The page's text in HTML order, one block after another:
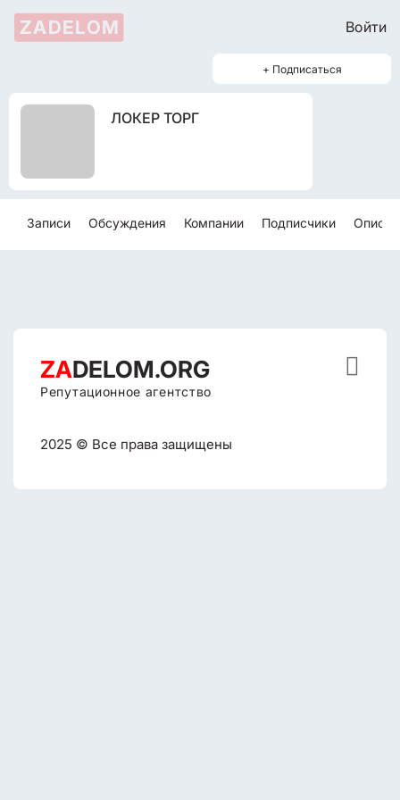
ZADELOM Войти
+ Подписаться
ЛОКЕР ТОРГ
Записи Обсуждения Компании Подписчики
ZADELOM.ORG
Репутационное агентство
2025 © Все права защищены
